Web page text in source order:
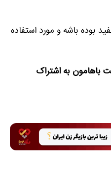
بوده باشه و مورد استفاده
باهامون به اشتراک